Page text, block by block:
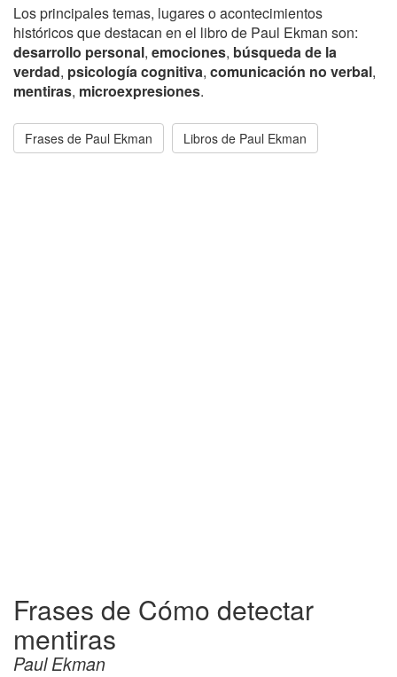
Los principales temas, lugares o acontecimientos
históricos que destacan en el libro de Paul Ekman son:
desarrollo personal, emociones, búsqueda de la
verdad, psicología cognitiva, comunicación no verbal,
mentiras, microexpresiones.
Frases de Paul Ekman Libros de Paul Ekman
Frases de Cómo detectar
mentiras
Paul Ekman